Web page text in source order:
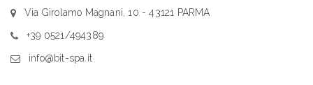
Via Girolamo Magnani, 10 - 43121 PARMA
+39 0521/494389
info@bit-spa.it